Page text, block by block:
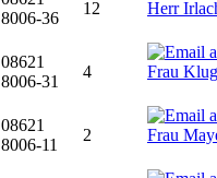
8006-36
12
08621
8006-31
4
08621
8006-11
2